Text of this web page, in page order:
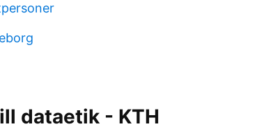
dataetik - KTH